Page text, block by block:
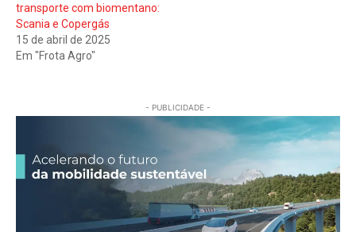
transporte com biomentano:
Scania e Copergás
15 de abril de 2025
Em "Frota Agro"
- PUBLICIDADE -